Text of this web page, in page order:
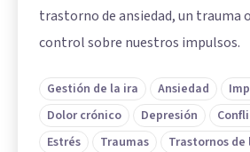
trastorno de ansiedad, un trauma
control sobre nuestros impulsos.
Gestión de la ira Ansiedad
Dolor crónico
Depresión
Estrés
Traumas
Trastornos